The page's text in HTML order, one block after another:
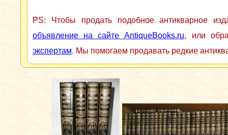
PS: Чтобы продать подобное антикварное
объявление на сайте AntiqueBooks.ru, или
экспертам. Мы помогаем продавать редкие